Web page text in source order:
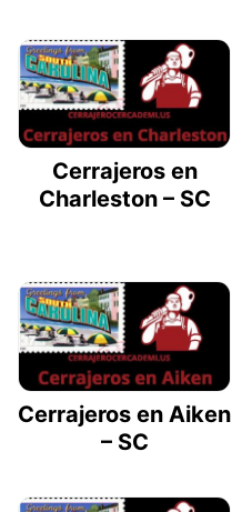
Cerrajeros en
Charleston – SC
Cerrajeros en Aiken
– SC